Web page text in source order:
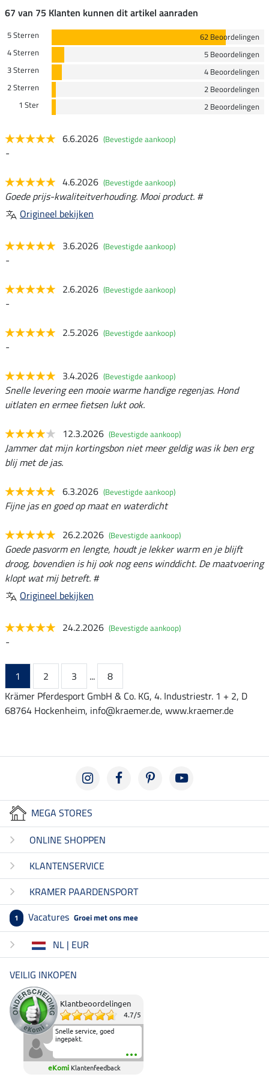
67 van 75 Klanten kunnen dit artikel aanraden
5 Sterren
62 Beoordelingen
4 Sterren
5 Beoordelingen
3 Sterren
4 Beoordelingen
2 Sterren
2 Beoordelingen
1 Ster
2 Beoordelingen
6.6.2026 (Bevestigde aankoop)
-
4.6.2026 (Bevestigde aankoop)
Goede prijs-kwaliteitverhouding. Mooi product. #
Origineel bekijken
3.6.2026 (Bevestigde aankoop)
-
2.6.2026 (Bevestigde aankoop)
-
2.5.2026 (Bevestigde aankoop)
-
3.4.2026 (Bevestigde aankoop)
Snelle levering een mooie warme handige regenjas. Hond
uitlaten en ermee fietsen lukt ook.
12.3.2026 (Bevestigde aankoop)
Jammer dat mijn kortingsbon niet meer geldig was ik ben erg
blij met de jas.
6.3.2026 (Bevestigde aankoop)
Fijne jas en goed op maat en waterdicht
26.2.2026 (Bevestigde aankoop)
Goede pasvorm en lengte, houdt je lekker warm en je blijft
droog, bovendien is hij ook nog eens winddicht. De maatvoering
klopt wat mij betreft. #
Origineel bekijken
24.2.2026 (Bevestigde aankoop)
-
1 2 3 ...
8
Krämer Pferdesport GmbH & Co. KG, 4. Industriestr. 1 + 2, D
68764 Hockenheim, info@kraemer.de, www.kraemer.de
MEGA STORES
ONLINE SHOPPEN
KLANTENSERVICE
KRAMER PAARDENSPORT
1 Vacatures Groei met ons mee
NL | EUR
VEILIG INKOPEN
Klantbeoordelingen
4.7/5
Snelle service, goed
ingepakt.
eKomi Klantenfeedback